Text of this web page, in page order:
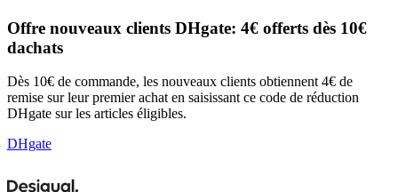
Offre nouveaux clients DHgate: 4€ offerts dès 10€
dachats
Dès 10€ de commande, les nouveaux clients obtiennent 4€ de
remise sur leur premier achat en saisissant ce code de réduction
DHgate sur les articles éligibles.
DHgate